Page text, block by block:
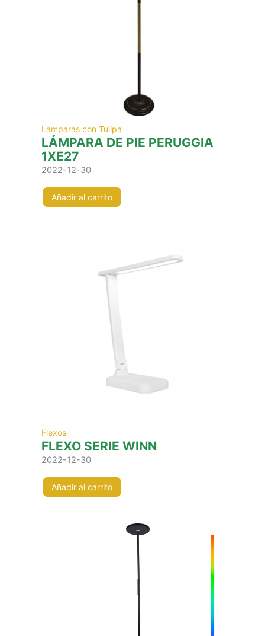
Lámparas con Tulipa
LÁMPARA DE PIE PERUGGIA
1XE27
2022-12-30
Añadir al carrito
Flexos
FLEXO SERIE WINN
2022-12-30
Añadir al carrito